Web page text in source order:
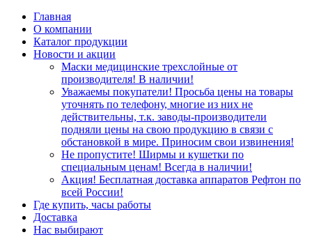
Главная
О компании
Каталог продукции
Новости и акции
Маски медицинские трехслойные от
производителя! В наличии!
Уважаемы покупатели! Просьба цены на товары
уточнять по телефону, многие из них не
действительны, т.к. заводы-производители
подняли цены на свою продукцию в связи с
обстановкой в мире. Приносим свои извинения!
Не пропустите! Ширмы и кушетки по
специальным ценам! Всегда в наличии!
Акция! Бесплатная доставка аппаратов Рефтон по
всей России!
Где купить, часы работы
Доставка
Нас выбирают